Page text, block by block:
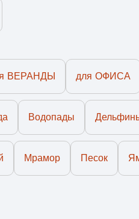
ВЕРАНДЫ для ОФИСА
Водопады
Мрамор Песок